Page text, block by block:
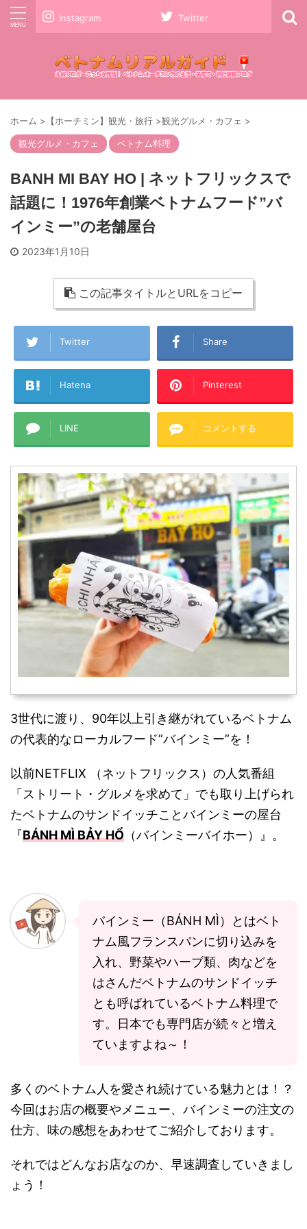
Instagram Twitter
ホーム > 【ホーチミン】観光・旅行 >観光グルメ・カフェ >
観光グルメ・カフェ ベトナム料理
BANH MI BAY HO | ネットフリックスで
話題に！1976年創業ベトナムフード”バ
インミー”の老舗屋台
2023年1月10日
この記事タイトルとURLをコピー
Twitter Share
Hatena Pinterest
LINE コメントする
3世代に渡り、90年以上引き継がれているベトナム
の代表的なローカルフード”バインミー”を！
以前NETFLIX （ネットフリックス）の人気番組
「ストリート・グルメを求めて」でも取り上げられ
たベトナムのサンドイッチことバインミーの屋台
『BÁNH MÌ BẢY HỔ （バインミーバイホー）』。
バインミー（BÁNH MÌ）とはベト
ナム風フランスパンに切り込みを
入れ、野菜やハーブ類、肉などを
はさんだベトナムのサンドイッチ
とも呼ばれているベトナム料理で
す。日本でも専門店が続々と増え
ていますよね～！
多くのベトナム人を愛され続けている魅力とは！？
今回はお店の概要やメニュー、バインミーの注文の
仕方、味の感想をあわせてご紹介しております。
それではどんなお店なのか、早速調査していきまし
ょう！